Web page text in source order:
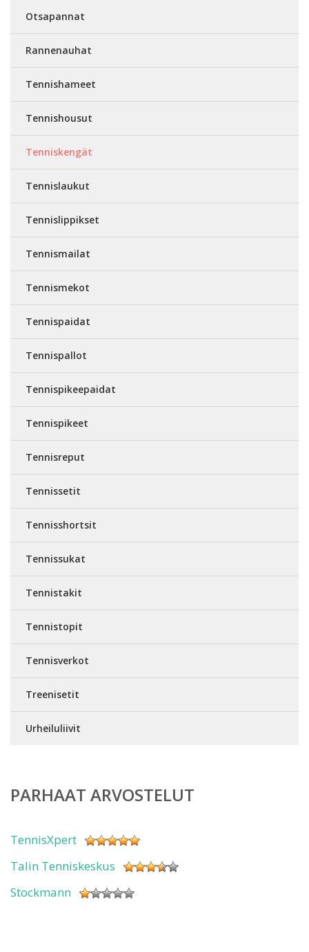
Otsapannat
Rannenauhat
Tennishameet
Tennishousut
Tenniskengät
Tennislaukut
Tennislippikset
Tennismailat
Tennismekot
Tennispaidat
Tennispallot
Tennispikeepaidat
Tennispikeet
Tennisreput
Tennissetit
Tennisshortsit
Tennissukat
Tennistakit
Tennistopit
Tennisverkot
Treenisetit
Urheiluliivit
PARHAAT ARVOSTELUT
TennisXpert
Talin Tenniskeskus
Stockmann